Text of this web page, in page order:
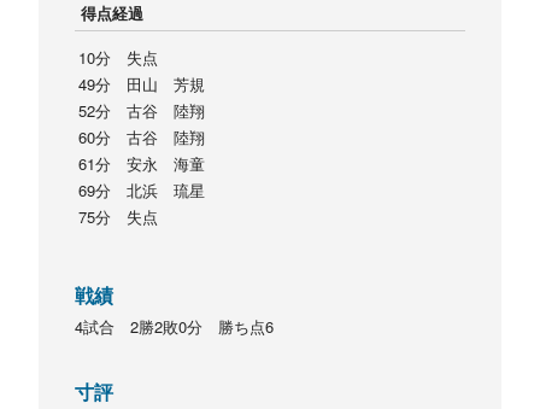
得点経過
10分 失点
49分 田山 芳規
52分 古谷 陸翔
60分 古谷 陸翔
61分 安永 海童
69分 北浜 琉星
75分 失点
戦績
4試合 2勝2敗0分 勝ち点6
寸評